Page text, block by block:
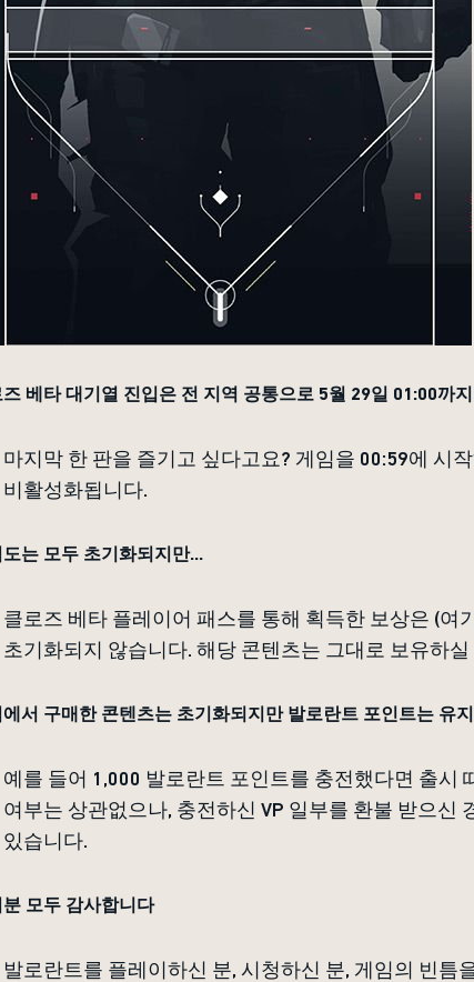
즈 베타 대기열 진입은 전 지역 공통으로 5월 29일 01:00까
마지막 한 판을 즐기고 싶다고요? 게임을 00:59에 시
비활성화됩니다.
는 모두 초기화되지만...
클로즈 베타 플레이어 패스를 통해 획득한 보상은 (여
초기화되지 않습니다. 해당 콘텐츠는 그대로 보유하실
서 구매한 콘텐츠는 초기화되지만 발로란트 포인트는 유
예를 들어 1,000 발로란트 포인트를 충전했다면 출시
여부는 상관없으나, 충전하신 VP 일부를 환불 받으신
있습니다.
분 모두 감사합니다
발로란트를 플레이하신 분, 시청하신 분, 게임의 빈